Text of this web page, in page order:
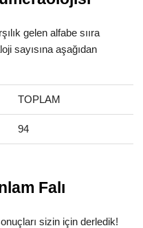
gelen alfabe sııra
sayısına aşağıdan
TOPLAM
94
Falı
sizin için derledik!